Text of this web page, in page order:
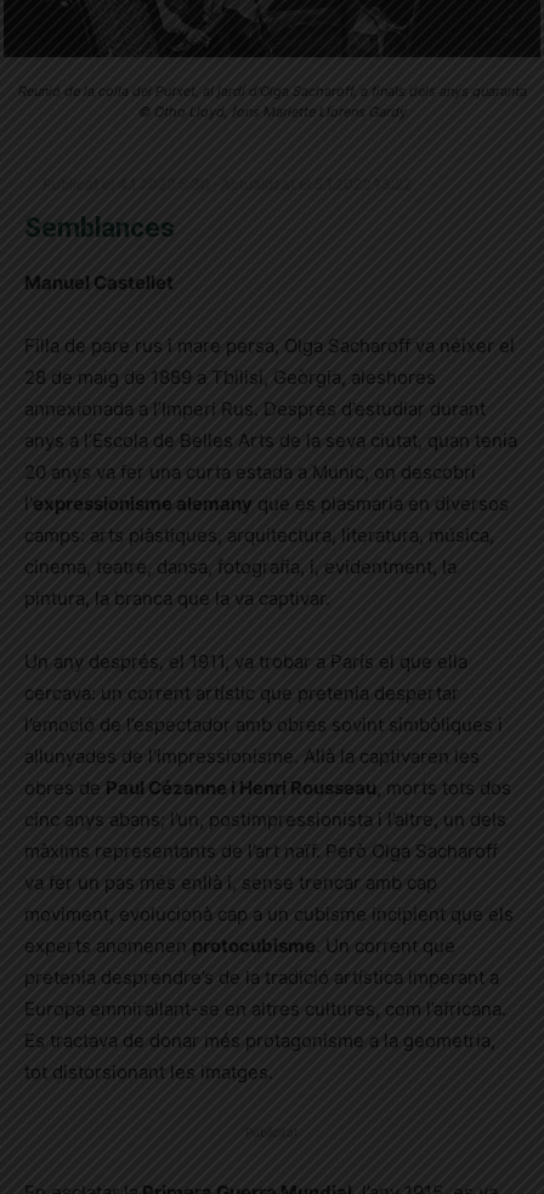
Reunió de la colla del Putxet, al jardí d'Olga Sacharoff, a finals dels anys quaranta
© Otho Lloyd, fons Mariette Llorens Gardy
Semblances
Manuel Castellet
Filla de pare rus i mare persa, Olga Sacharoff va néixer el
28 de maig de 1889 a Tbilisi, Geòrgia, aleshores
annexionada a l’Imperi Rus. Després d’estudiar durant
anys a l’Escola de Belles Arts de la seva ciutat, quan tenia
20 anys va fer una curta estada a Munic, on descobrí
l’ expressionisme alemany que es plasmaria en diversos
camps: arts plàstiques, arquitectura, literatura, música,
cinema, teatre, dansa, fotografia, i, evidentment, la
pintura, la branca que la va captivar.
Un any després, el 1911, va trobar a París el que ella
cercava: un corrent artístic que pretenia despertar
l’emoció de l’espectador amb obres sovint simbòliques i
allunyades de l’impressionisme. Allà la captivaren les
obres de Paul Cézanne i Henri Rousseau , morts tots dos
cinc anys abans; l’un, postimpressionista i l’altre, un dels
màxims representants de l’art naïf. Però Olga Sacharoff
va fer un pas més enllà i, sense trencar amb cap
moviment, evolucionà cap a un cubisme incipient que els
experts anomenen protocubisme . Un corrent que
pretenia desprendre’s de la tradició artística imperant a
Europa emmirallant-se en altres cultures, com l’africana.
Es tractava de donar més protagonisme a la geometria,
tot distorsionant les imatges.